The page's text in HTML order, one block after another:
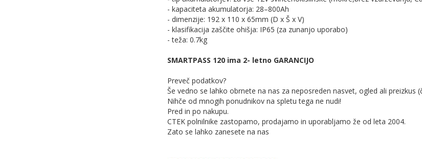
- kapaciteta akumulatorja: 28–800Ah
- dimenzije: 192 x 110 x 65mm (D x Š x V)
- klasifikacija zaščite ohišja: IP65 (za zunanjo uporabo)
- teža: 0.7kg
SMARTPASS 120 ima 2- letno GARANCIJO
Preveč podatkov?
Še vedno se lahko obrnete na nas za neposreden nasvet, ogled ali preizkus
Nihče od mnogih ponudnikov na spletu tega ne nudi!
Pred in po nakupu.
CTEK polnilnike zastopamo, prodajamo in uporabljamo že od leta 2004.
Zato se lahko zanesete na nas